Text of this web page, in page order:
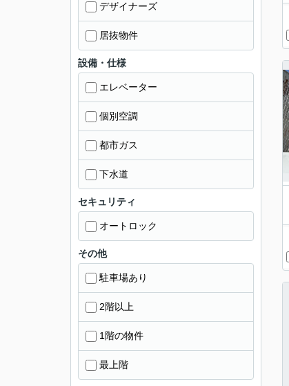
デザイナーズ
居抜物件
設備・仕様
エレベーター
個別空調
都市ガス
下水道
セキュリティ
オートロック
その他
駐車場あり
2階以上
1階の物件
最上階